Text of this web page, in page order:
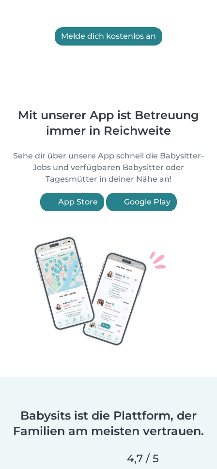
Melde dich kostenlos an
Mit unserer App ist Betreuung
immer in Reichweite
Sehe dir über unsere App schnell die Babysitter-
Jobs und verfügbaren Babysitter oder
Tagesmütter in deiner Nähe an!
App Store Google Play
Babysits ist die Plattform, der
Familien am meisten vertrauen.
4,7 / 5